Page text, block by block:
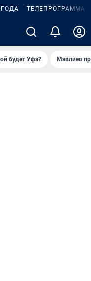
ТЕЛЕПРОГРАММА
будет Уфа? Мавлиев